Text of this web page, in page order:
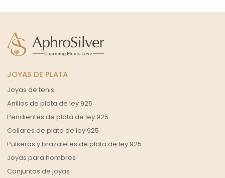
JOYAS DE PLATA
Joyas de tenis
Anillos de plata de ley 925
Pendientes de plata de ley 925
Collares de plata de ley 925
Pulseras y brazaletes de plata de ley 925
Joyas para hombres
Conjuntos de joyas